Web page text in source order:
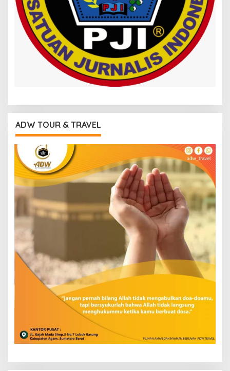
ADW TOUR & TRAVEL